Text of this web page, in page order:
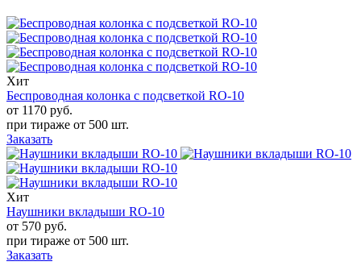
Хит
Беспроводная колонка с подсветкой RO-10
от 1170 руб.
при тираже от 500 шт.
Заказать
Хит
Наушники вкладыши RO-10
от 570 руб.
при тираже от 500 шт.
Заказать